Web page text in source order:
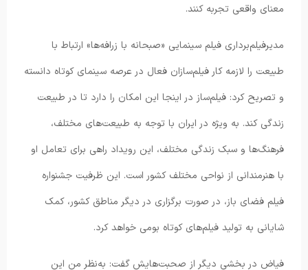
معنای واقعی تجربه کنند.
مدیرفیلم‌برداری فیلم سینمایی «صبحانه با زرافه‌ها» ارتباط با
طبیعت را لازمه کار فیلم‌سازان فعال در عرصه سینمای کوتاه دانسته
و تصریح کرد: فیلم‌ساز در اینجا این امکان را دارد تا در طبیعت
زندگی کند. به ویژه در ایران با توجه به طبیعت‌های مختلف،
فرهنگ‌ها و سبک زندگی‌ مختلف، این رویداد راهی برای تعامل او
با هنرمندانی از نواحی مختلف کشور است. این ظرفیت جشنواره
فیلم فضای باز، در صورت برگزاری در دیگر مناطق کشور، کمک
شایانی به تولید فیلم‌های کوتاه بومی خواهد کرد.
فیاض در بخشی دیگر از صحبت‌هایش گفت: به‌نظر من این